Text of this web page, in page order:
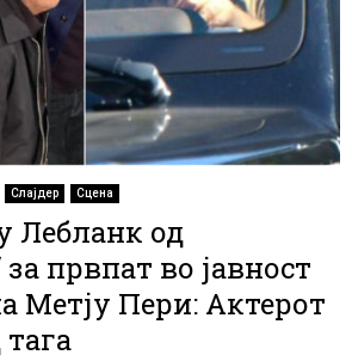
Слајдер Сцена
Лебланк од
за првпат во јавност
Метју Пери: Актерот